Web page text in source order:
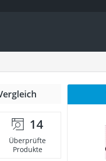
14
Überprüfte
Produkte